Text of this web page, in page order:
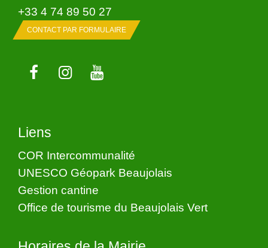
+33 4 74 89 50 27
CONTACT PAR FORMULAIRE
Liens
COR Intercommunalité
UNESCO Géopark Beaujolais
Gestion cantine
Office de tourisme du Beaujolais Vert